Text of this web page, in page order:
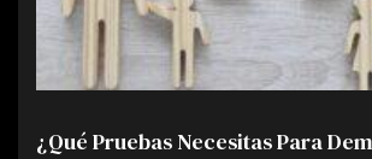
¿Qué Pruebas Necesitas Para